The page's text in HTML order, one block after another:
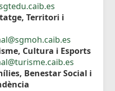
Territori i
Cultura i Esports
Benestar Social i